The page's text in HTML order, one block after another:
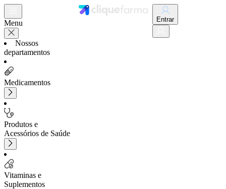
Menu
Nossos
departamentos
Medicamentos
Produtos e
Acessórios de Saúde
Vitaminas e
Suplementos
Entrar